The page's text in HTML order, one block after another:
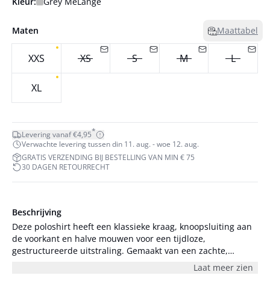
Maten Maattabel
XXS XS S M L
XL
Levering vanaf €4,95*
Verwachte levering tussen din 11. aug. - woe 12. aug.
GRATIS VERZENDING BIJ BESTELLING VAN MIN € 75
30 DAGEN RETOURRECHT
Beschrijving
Deze poloshirt heeft een klassieke kraag, knoopsluiting aan
de voorkant en halve mouwen voor een tijdloze,
gestructureerde uitstraling. Gemaakt van een zachte,
rekbare stof voor comfort en een flatterend silhouet. HetLaat meer zien